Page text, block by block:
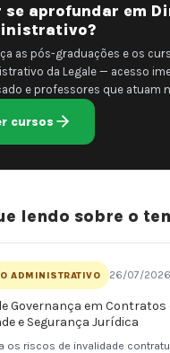
se aprofundar em
as pós-graduações e os
da Legale — acesso
e professores que atuam
cursos
lendo sobre o
ADMINISTRATIVO 26/07/2026
Governança em Contratos
e Segurança Jurídica
os riscos de invalidade